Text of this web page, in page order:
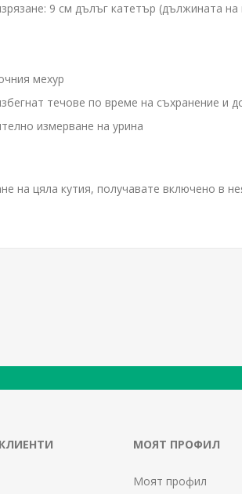
9 см дълъг катетър (дължината
мехур
течове по време на съхранение и
измерване на урина
на цяла кутия, получавате включено в
МОЯТ ПРОФИЛ
Моят профил